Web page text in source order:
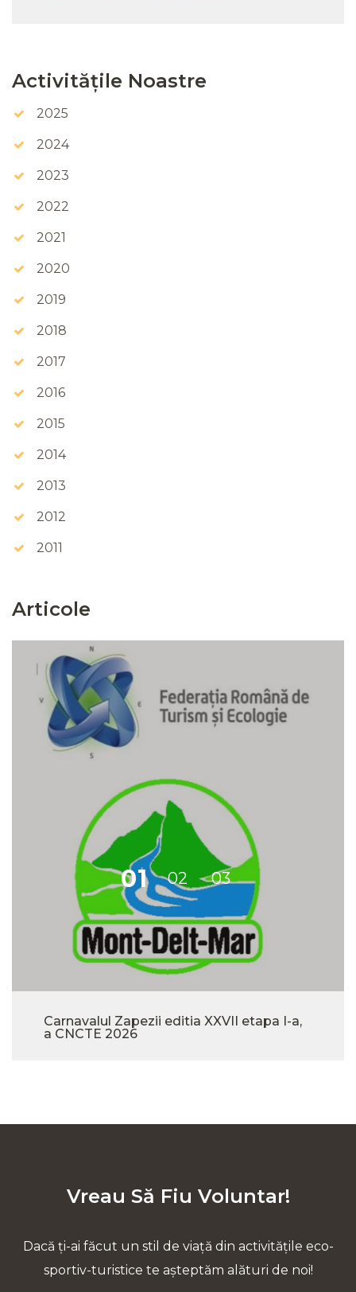
Activitățile Noastre
2025
2024
2023
2022
2021
2020
2019
2018
2017
2016
2015
2014
2013
2012
2011
Articole
Carnavalul Zapezii editia XXVII etapa I-a,
a CNCTE 2026
Vreau Să Fiu Voluntar!
Dacă ți-ai făcut un stil de viață din activitățile eco-
sportiv-turistice te așteptăm alături de noi!